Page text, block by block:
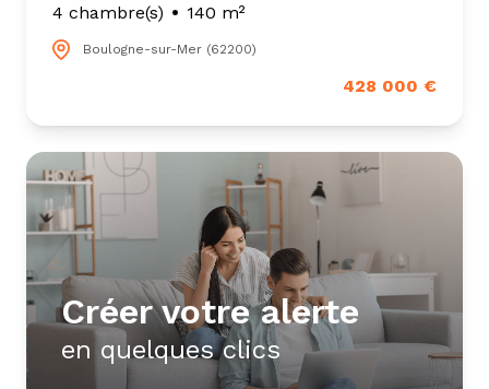
4 chambre(s)
140 m²
Boulogne-sur-Mer (62200)
428 000 €
créer votre alerte
en quelques clics